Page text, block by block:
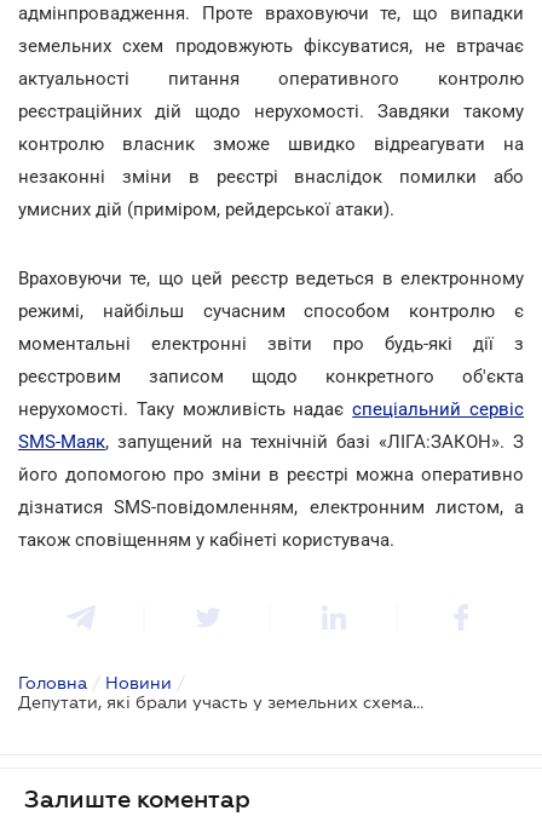
адмінпровадження. Проте враховуючи те, що випадки
земельних схем продовжують фіксуватися, не втрачає
актуальності питання оперативного контролю
реєстраційних дій щодо нерухомості. Завдяки такому
контролю власник зможе швидко відреагувати на
незаконні зміни в реєстрі внаслідок помилки або
умисних дій (приміром, рейдерської атаки).
Враховуючи те, що цей реєстр ведеться в електронному
режимі, найбільш сучасним способом контролю є
моментальні електронні звіти про будь-які дії з
реєстровим записом щодо конкретного об'єкта
нерухомості. Таку можливість надаєспеціальний сервіс
SMS-Маяк, запущений на технічній базі «ЛІГА:ЗАКОН». З
його допомогою про зміни в реєстрі можна оперативно
дізнатися SMS-повідомленням, електронним листом, а
також сповіщенням у кабінеті користувача.
Головна / Новини /
Депутати, які брали участь у земельних схемах, отримали адмінпротоколи про корупцію
Залиште коментар